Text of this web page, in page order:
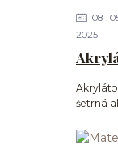
08
2025
šetrná